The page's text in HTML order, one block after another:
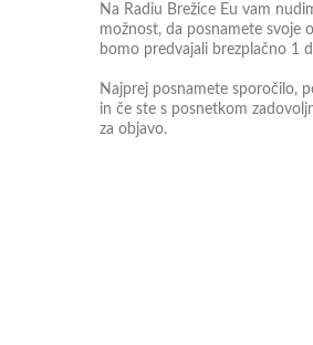
Na Radiu Brežice Eu vam
možnost, da posnamete svoje
bomo predvajali brezplačno 1
Najprej posnamete sporočilo,
in če ste s posnetkom
za objavo.